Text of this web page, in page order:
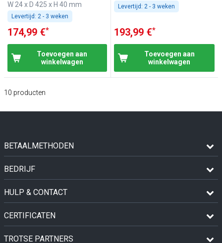
W 24 x D 425 x H 40 mm
Levertijd: 2 - 3 weken
174,99 €*
Toevoegen aan
winkelwagen
Levertijd: 2 - 3 weken
193,99 €*
Toevoegen aan
winkelwagen
10 producten
BETAALMETHODEN
BEDRIJF
HULP & CONTACT
CERTIFICATEN
TROTSE PARTNERS